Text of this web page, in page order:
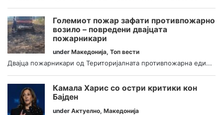
Големиот пожар зафати противпожарно
возило – повредени двајцата
пожарникари
under Македонија, Топ вести
Двајца пожарникари од Територијалната противпожарна еди...
Камала Харис со остри критики кон
Бајден
under Актуелно, Македонија